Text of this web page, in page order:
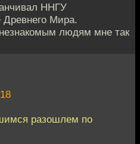
ННГУ
Древнего Мира.
людям мне так
разошлем по